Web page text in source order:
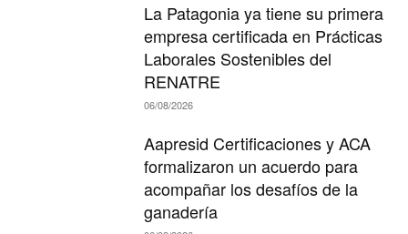
La Patagonia ya tiene su primera
empresa certificada en Prácticas
Laborales Sostenibles del
RENATRE
06/08/2026
Aapresid Certificaciones y ACA
formalizaron un acuerdo para
acompañar los desafíos de la
ganadería